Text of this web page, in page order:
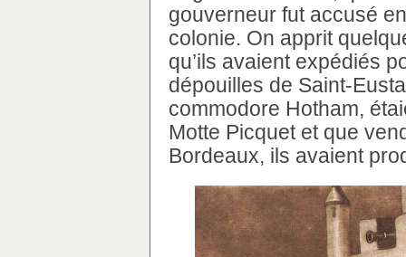
gouverneur fut accusé
colonie. On apprit
qu’ils avaient expédiés
dépouilles de Saint-
commodore Hotham,
Motte Picquet et que
Bordeaux, ils avaient